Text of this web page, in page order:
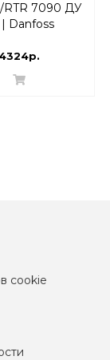
RTR 7090 ДУ
Danfoss
4324р.
cookie